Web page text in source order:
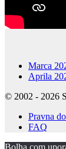
Marca
Aprila
© 2002 - 2026
Pravna
FAQ